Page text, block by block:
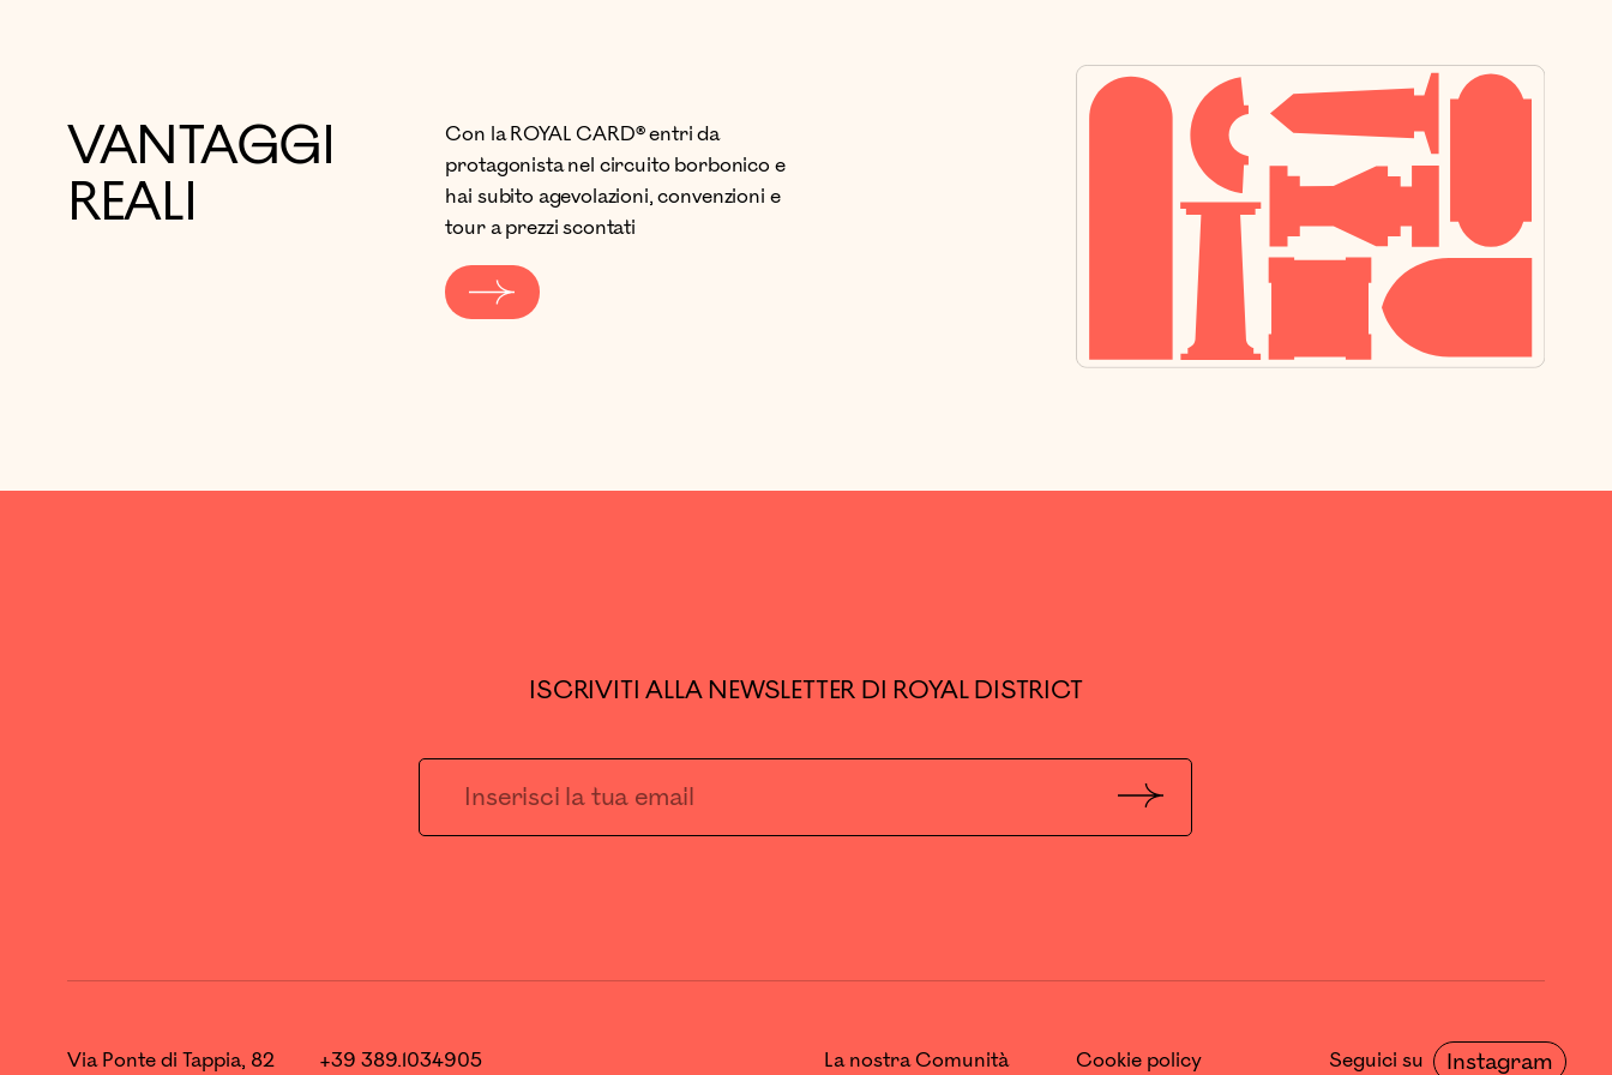
VANTAGGI
REALI
Con la ROYAL CARD® entri da
protagonista nel circuito borbonico e
hai subito agevolazioni, convenzioni e
tour a prezzi scontati
ISCRIVITI ALLA NEWSLETTER DI ROYAL DISTRICT
Invia
Via Ponte di Tappia, 82
+39 389.1034905 La nostra Comunità Cookie policy Seguici su Instagram